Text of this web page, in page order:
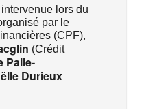
lors du
par le
(CPF),
(Crédit
Palle-
Durieux